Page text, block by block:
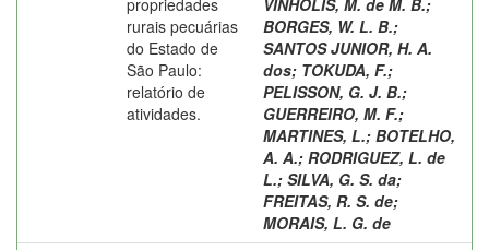
rurais pecuárias
do Estado de
São Paulo:
relatório de
atividades.
BORGES, W. L. B.;
SANTOS JUNIOR, H. A.
dos; TOKUDA, F.;
PELISSON, G. J. B.;
GUERREIRO, M. F.;
MARTINES, L.; BOTELHO,
A. A.; RODRIGUEZ, L. de
L.; SILVA, G. S. da;
FREITAS, R. S. de;
MORAIS, L. G. de